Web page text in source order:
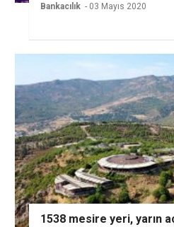
Bankacılık - 03 Mayıs 2020
1538 mesire yeri, yarın